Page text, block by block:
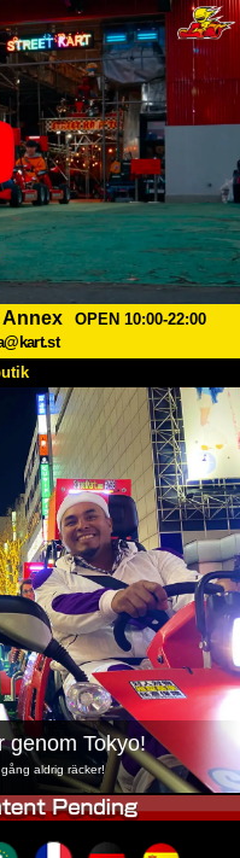
Annex
OPEN 10:00-22:00
Pris
FAQ
Boka
Tokyo Akihabara#1
Tokyo Shibuya
Tokyo Bay
Osaka
genom Tokyo!
aldrig räcker!